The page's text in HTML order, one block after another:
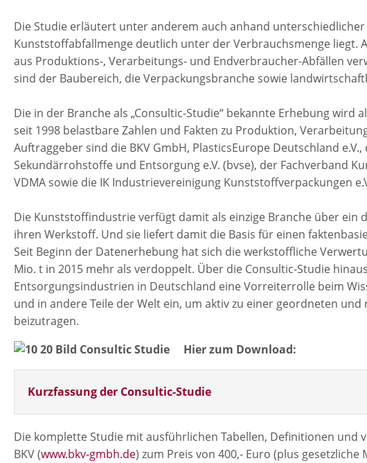
Die Studie erläutert unter anderem auch anhand
Kunststoffabfallmenge deutlich unter der Verbrauchsmenge liegt.
aus Produktions-, Verarbeitungs- und Endverbraucher-Abfällen
sind der Baubereich, die Verpackungsbranche sowie
Die in der Branche als „Consultic-Studie“ bekannte Erhebung wird
seit 1998 belastbare Zahlen und Fakten zu Produktion,
Auftraggeber sind die BKV GmbH, PlasticsEurope Deutschland
Sekundärrohstoffe und Entsorgung e.V. (bvse), der Fachverband
VDMA sowie die IK Industrievereinigung Kunststoffverpackungen
Die Kunststoffindustrie verfügt damit als einzige Branche über ein
ihren Werkstoff. Und sie liefert damit die Basis für einen
Seit Beginn der Datenerhebung hat sich die werkstoffliche
Mio. t in 2015 mehr als verdoppelt. Über die Consultic-Studie
Entsorgungsindustrien in Deutschland eine Vorreiterrolle beim
und in andere Teile der Welt ein, um aktiv zu einer geordneten
beizutragen.
Hier zum Download:
Kurzfassung der Consultic-Studie
Die komplette Studie mit ausführlichen Tabellen, Definitionen
BKV (www.bkv-gmbh.de) zum Preis von 400,- Euro (plus